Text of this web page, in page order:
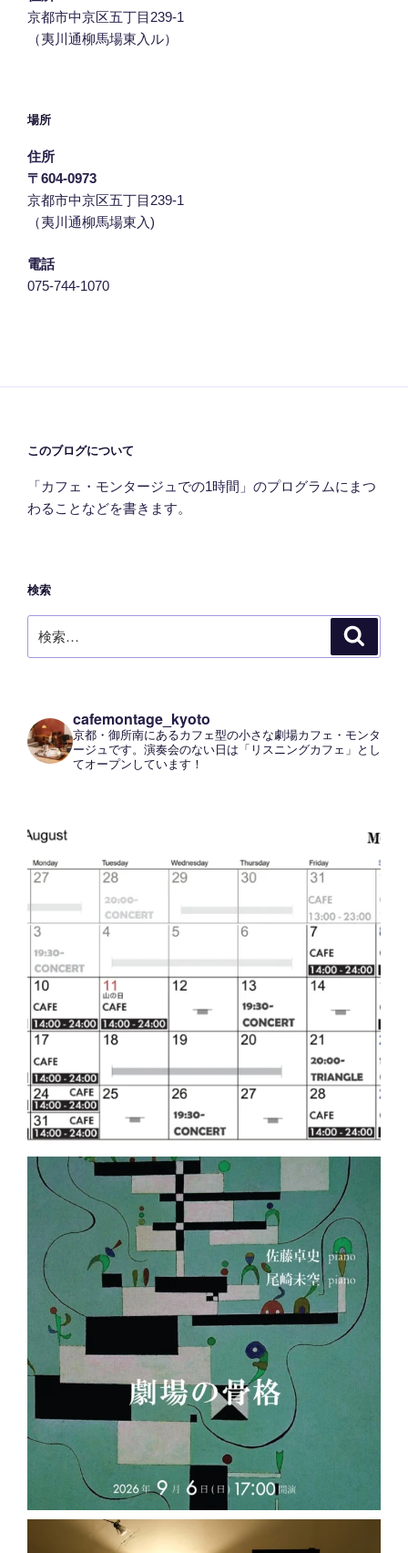
京都市中京区五丁目239‐1
（夷川通柳馬場東入ル）
場所
住所
〒604-0973
京都市中京区五丁目239‐1
（夷川通柳馬場東入)
電話
075-744-1070
このブログについて
「カフェ・モンタージュでの1時間」のプログラムにまつ
わることなどを書きます。
検索
索:
cafemontage_kyoto
京都・御所南にあるカフェ型の小さな劇場カフェ・モンタ
ージュです。演奏会のない日は「リスニングカフェ」とし
てオープンしています！